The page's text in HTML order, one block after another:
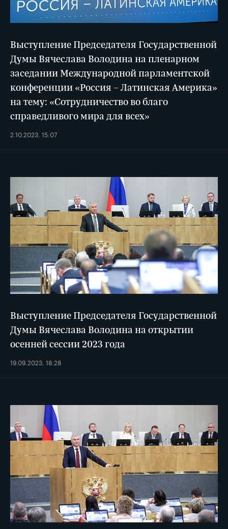
Выступление Председателя Государственной
Думы Вячеслава Володина на пленарном
заседании Международной парламентской
конференции «Россия – Латинская Америка»
на тему: «Сотрудничество во благо
справедливого мира для всех»
2.10.2023, 15:07
Выступление Председателя Государственной
Думы Вячеслава Володина на открытии
осенней сессии 2023 года
19.09.2023, 18:28